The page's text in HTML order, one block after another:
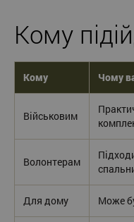
Кому
Кому Чому
Військовим
Волонтерам
Для дому Може